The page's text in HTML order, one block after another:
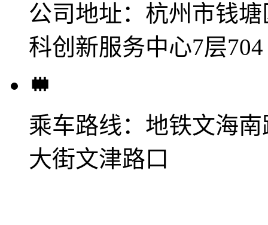
公司地址： 杭州市钱
科创新服务中心7层704
乘车路线： 地铁文海
大街文津路口